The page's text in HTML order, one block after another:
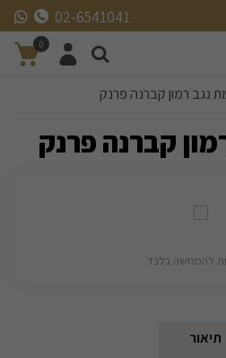
02-6541041
0
נגב רמון קברנה פרנק
קברנה פרנק
להמחשה בלבד
תיאור